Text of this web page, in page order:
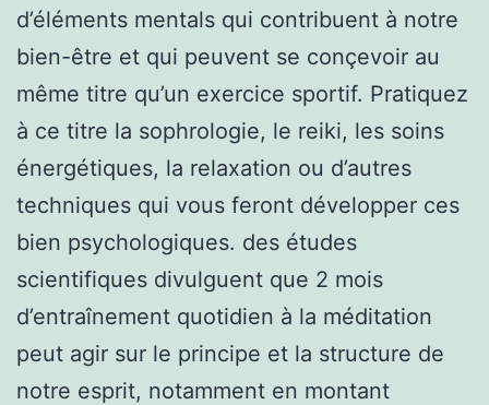
d’éléments mentals qui contribuent à notre
bien-être et qui peuvent se conçevoir au
même titre qu’un exercice sportif. Pratiquez
à ce titre la sophrologie, le reiki, les soins
énergétiques, la relaxation ou d’autres
techniques qui vous feront développer ces
bien psychologiques. des études
scientifiques divulguent que 2 mois
d’entraînement quotidien à la méditation
peut agir sur le principe et la structure de
notre esprit, notamment en montant